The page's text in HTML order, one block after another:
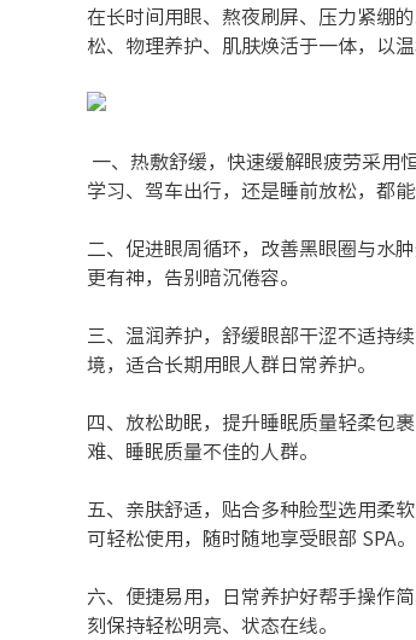
在长时间用眼、熬夜刷屏、压力紧绷
松、物理养护、肌肤焕活于一体，以
一、热敷舒缓，快速缓解眼疲劳采用
学习、驾车出行，还是睡前放松，都
二、促进眼周循环，改善黑眼圈与水
更有神，告别暗沉倦容。
三、温润养护，舒缓眼部干涩不适持
境，适合长期用眼人群日常养护。
四、放松助眠，提升睡眠质量轻柔包
难、睡眠质量不佳的人群。
五、亲肤舒适，贴合多种脸型选用柔
可轻松使用，随时随地享受眼部 SPA。
六、便捷易用，日常养护好帮手操作
刻保持轻松明亮、状态在线。